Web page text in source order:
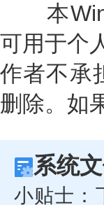
本
可用于个
作者不承
删除。如
系统
小贴士：